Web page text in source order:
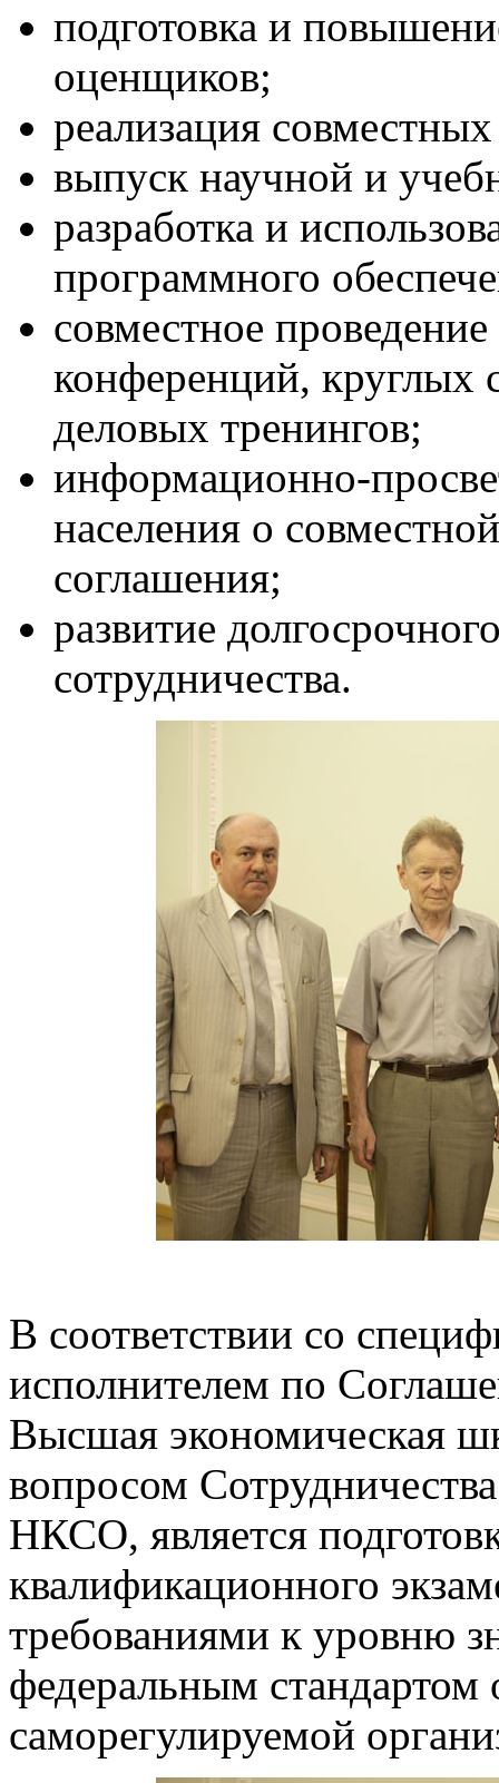
подготовка и
оценщиков;
реализация
выпуск научной и
разработка и
программного
совместное
конференций, круглых
деловых тренингов;
информационно-
населения о
соглашения;
развитие
сотрудничества.
В соответствии со
исполнителем по
Высшая экономическая
вопросом
НКСО, является
квалификационного
требованиями к уровню
федеральным стандартом
саморегулируемой